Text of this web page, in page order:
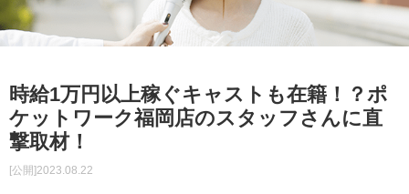
時給1万円以上稼ぐキャストも在籍！？ポ
ケットワーク福岡店のスタッフさんに直
撃取材！
[公開]2023.08.22